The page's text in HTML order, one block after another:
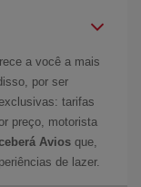
a você a mais
por ser
tarifas
preço, motorista
Avios que,
de lazer.